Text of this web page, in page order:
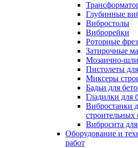
Глубинные
Вибростолы
Виброрейки
Роторные
Затирочные
Мозаично-
Пистолеты
Миксеры
Бадьи для
Гладилки для
Вибростанки
строительных
Вибросита
Оборудование и
работ